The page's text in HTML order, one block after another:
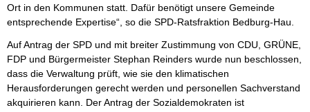
Ort in den Kommunen statt. Dafür benötigt unsere Gemeinde
entsprechende Expertise“, so die SPD-Ratsfraktion Bedburg-Hau.
Auf Antrag der SPD und mit breiter Zustimmung von CDU, GRÜNE,
FDP und Bürgermeister Stephan Reinders wurde nun beschlossen,
dass die Verwaltung prüft, wie sie den klimatischen
Herausforderungen gerecht werden und personellen Sachverstand
akquirieren kann. Der Antrag der Sozialdemokraten ist